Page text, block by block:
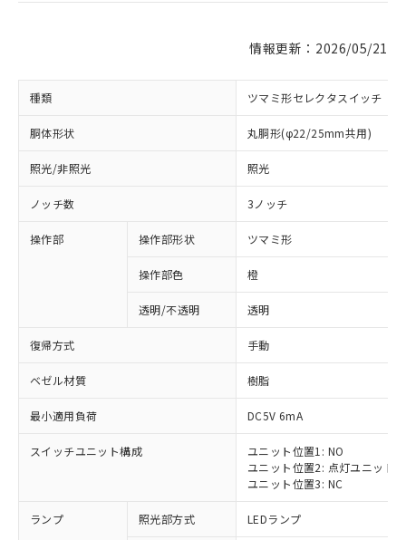
情報更新：2026/05/21
種類 ツマミ形セレクタスイッチ
胴体形状 丸胴形(φ22/25mm共用)
照光/非照光 照光
ノッチ数 3ノッチ
操作部 操作部形状 ツマミ形
操作部色 橙
透明/不透明 透明
復帰方式 手動
ベゼル材質 樹脂
最小適用負荷 DC5V 6mA
スイッチユニット構成
ユニット位置1: NO
ユニット位置2: 点灯ユニット
ユニット位置3: NC
ランプ 照光部方式 LEDランプ